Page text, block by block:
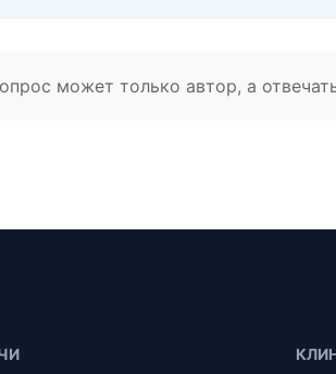
может только автор, а